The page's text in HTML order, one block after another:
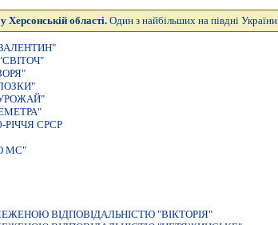
Херсонській області.Один з найбільших на півдні України
СРСР
МС"
ВIДПОВIДАЛЬНIСТЮ "ВIКТОРIЯ"